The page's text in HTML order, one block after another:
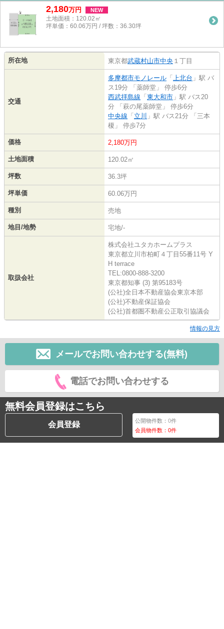
2,180万円 NEW
土地面積：120.02㎡
坪単価：60.06万円 / 坪数：36.30坪
所在地 東京都武蔵村山市中央 １丁目
交通
多摩都市モノレール 「 上北台 」駅 バ
ス19分 「薬師堂」 停歩6分
西武拝島線 「 東大和市 」駅 バス20
分 「萩の尾薬師堂」 停歩6分
中央線 「 立川 」駅 バス21分 「三本
榎」 停歩7分
価格 2,180万円
土地面積 120.02㎡
坪数 36.3坪
坪単価 60.06万円
種別 売地
地目/地勢 宅地/-
取扱会社
株式会社ユタカホームプラス
東京都立川市柏町４丁目55番11号 Y
H terrace
TEL:0800-888-3200
東京都知事 (3) 第95183号
(公社)全日本不動産協会東京本部
(公社)不動産保証協会
(公社)首都圏不動産公正取引協議会
情報の見方
メールでお問い合わせする(無料)
電話でお問い合わせする
無料会員登録はこちら
会員登録 公開物件数：0件
会員物件数：0件